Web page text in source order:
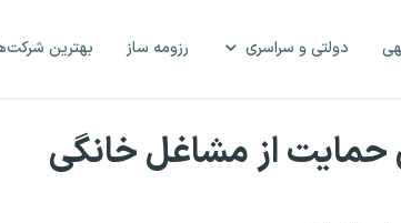
دولتی و سراسری رزومه ساز بهترین
حمایت از مشاغل خانگی